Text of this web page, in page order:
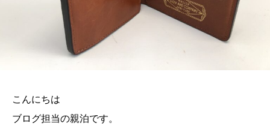
こんにちは
ブログ担当の親泊です。